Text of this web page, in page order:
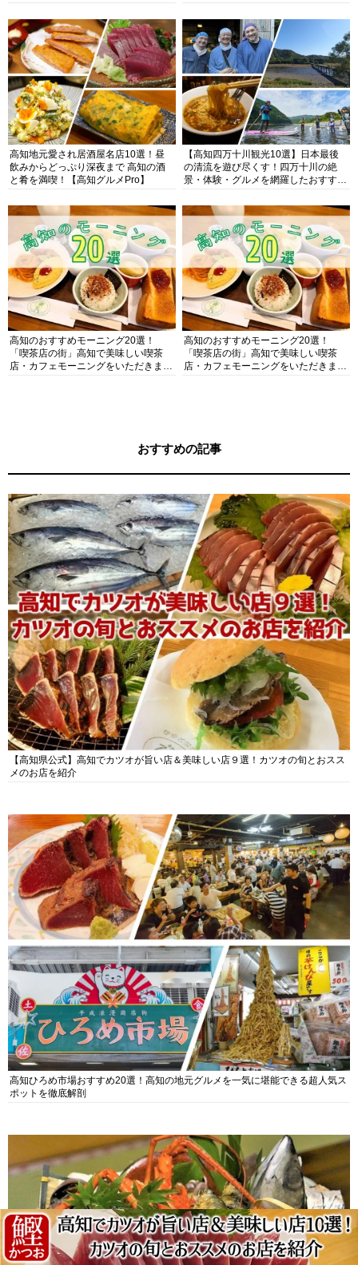
高知地元愛され居酒屋名店10選！昼
飲みからどっぷり深夜まで 高知の酒
と肴を満喫！【高知グルメPro】
【高知四万十川観光10選】日本最後
の清流を遊び尽くす！四万十川の絶
景・体験・グルメを網羅したおすすめ
高知のおすすめモーニング20選！
「喫茶店の街」高知で美味しい喫茶
店・カフェモーニングをいただきま
高知のおすすめモーニング20選！
「喫茶店の街」高知で美味しい喫茶
店・カフェモーニングをいただきま
おすすめの記事
【高知県公式】高知でカツオが旨い店＆美味しい店９選！カツオの旬とおスス
メのお店を紹介
高知ひろめ市場おすすめ20選！高知の地元グルメを一気に堪能できる超人気ス
ポットを徹底解剖